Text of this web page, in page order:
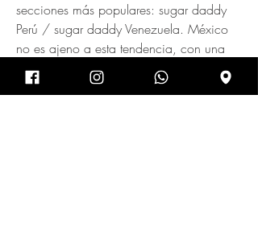
secciones más populares: sugar daddy
Perú / sugar daddy Venezuela. México
no es ajeno a esta tendencia, con una
creciente comunidad de sugar daddies y
sugar babies. En ciudades como